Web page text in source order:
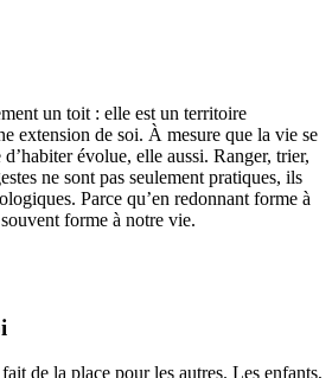
un toit : elle est un territoire
extension de soi. À mesure que la vie se
évolue, elle aussi. Ranger, trier,
ne sont pas seulement pratiques, ils
Parce qu’en redonnant forme à
forme à notre vie.
de la place pour les autres. Les enfants,